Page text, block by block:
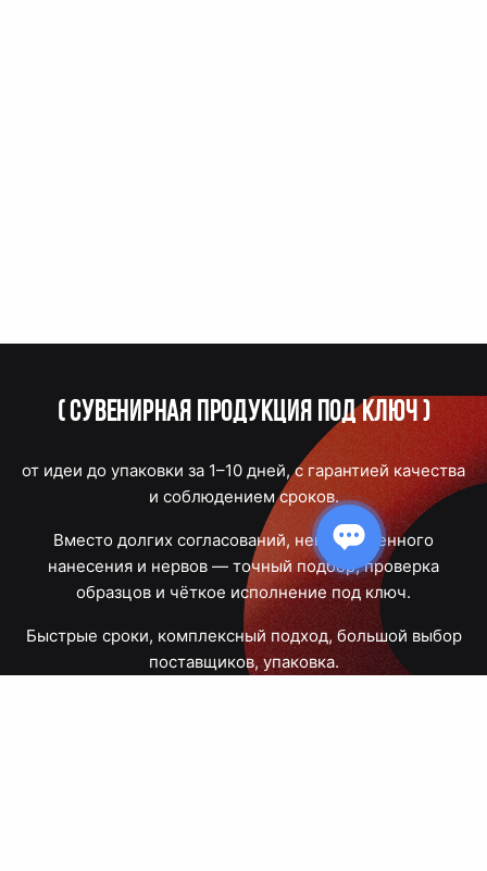
(Сувенирная продукция под ключ)
от идеи до упаковки за 1–10 дней, с гарантией качества
и соблюдением сроков.
Вместо долгих согласований, некачественного
нанесения и нервов — точный подбор, проверка
образцов и чёткое исполнение под ключ.
Быстрые сроки, комплексный подход, большой выбор
поставщиков, упаковка.